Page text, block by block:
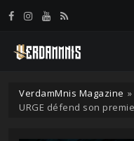
VerdamMnis Magazine »
URGE défend son
Panneau de gestion des